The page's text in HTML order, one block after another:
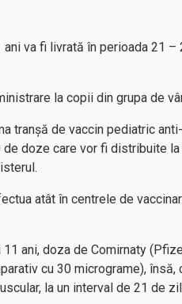
va fi livrată în perioada 21 –
la copii din grupa de
tranşă de vaccin pediatric
doze care vor fi distribuite
atât în centrele de
ani, doza de Comirnaty
cu 30 micrograme), însă,
la un interval de 21 de